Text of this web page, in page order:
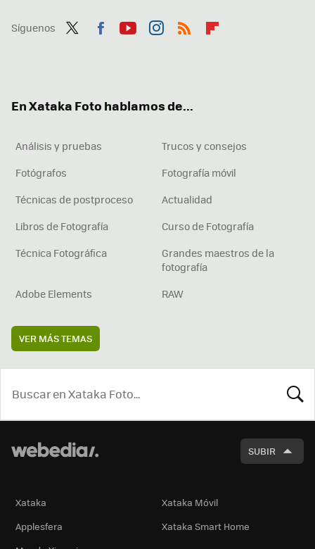
Síguenos
En Xataka Foto hablamos de...
Análisis y pruebas
Trucos y consejos
Fotógrafos
Fotografía móvil
Técnicas de postproceso
Actualidad
Libros de Fotografía
Curso de Fotografía
Técnica Fotográfica
Grandes maestros de la
fotografía
Adobe Elements
RAW
VER MÁS TEMAS
SUBIR
Xataka
Xataka Móvil
Applesfera
Xataka Smart Home